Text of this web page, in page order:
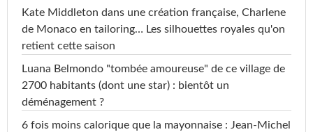
Kate Middleton dans une création française, Charlene
de Monaco en tailoring… Les silhouettes royales qu'on
retient cette saison
Luana Belmondo "tombée amoureuse" de ce village de
2700 habitants (dont une star) : bientôt un
déménagement ?
6 fois moins calorique que la mayonnaise : Jean-Michel